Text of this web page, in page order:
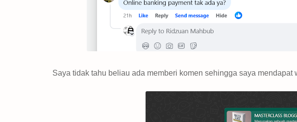
Saya tidak tahu beliau ada memberi komen sehingga saya mendapat